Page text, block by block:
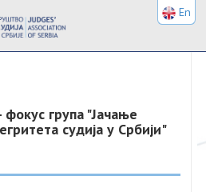
група "Јачање
судија у Србији"
En